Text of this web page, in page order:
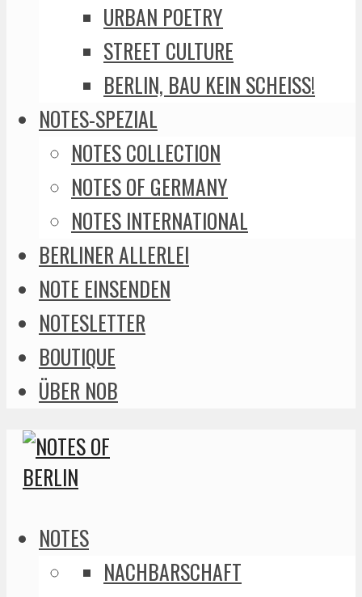
URBAN POETRY
STREET CULTURE
BERLIN, BAU KEIN SCHEISS!
NOTES-SPEZIAL
NOTES COLLECTION
NOTES OF GERMANY
NOTES INTERNATIONAL
BERLINER ALLERLEI
NOTE EINSENDEN
NOTESLETTER
BOUTIQUE
ÜBER NOB
NOTES
NACHBARSCHAFT